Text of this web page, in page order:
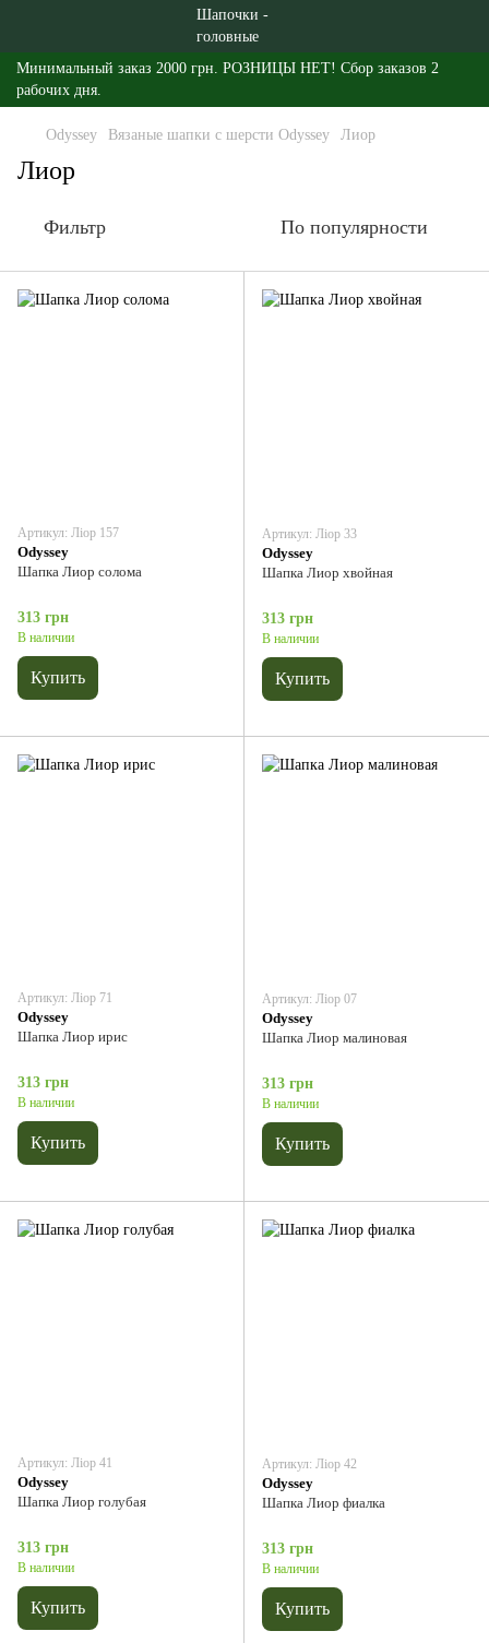
Минимальный заказ 2000 грн. РОЗНИЦЫ НЕТ! Сбор заказов 2
рабочих дня.
Odyssey Вязаные шапки с шерсти Odyssey Лиор
Лиор
Фильтр По популярности
Артикул: Ліор 157
Odyssey
Шапка Лиор солома
313 грн
В наличии
Купить
Артикул: Ліор 33
Odyssey
Шапка Лиор хвойная
313 грн
В наличии
Купить
Артикул: Ліор 71
Odyssey
Шапка Лиор ирис
313 грн
В наличии
Купить
Артикул: Ліор 07
Odyssey
Шапка Лиор малиновая
313 грн
В наличии
Купить
Артикул: Ліор 41
Odyssey
Шапка Лиор голубая
313 грн
В наличии
Купить
Артикул: Ліор 42
Odyssey
Шапка Лиор фиалка
313 грн
В наличии
Купить